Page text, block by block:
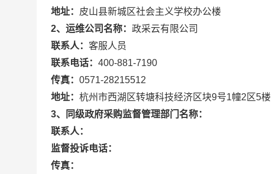
地址： 皮山县新城区社会主义学校办公楼
2、运维公司名称： 政采云有限公司
联系人： 客服人员
联系电话： 400-881-7190
传真： 0571-28215512
地址： 杭州市西湖区转塘科技经济区块9号1幢2区5楼
3、同级政府采购监督管理部门名称：
联系人：
监督投诉电话：
传真：